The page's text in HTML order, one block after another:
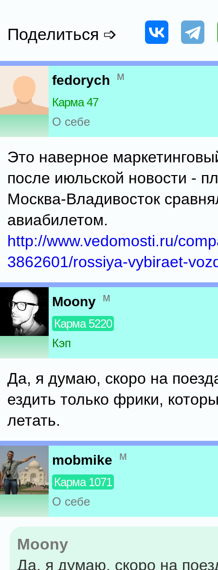
Поделиться ➩
fedorych м
Карма 47
О себе
Это наверное
после июльской новости -
Москва-Владивосток
авиабилетом.
http://www.vedomosti.ru/
3862601/rossiya-vybiraet-
Moony м
Карма 5220
Кэп
Да, я думаю, скоро на
ездить только фрики,
летать.
mobmike м
Карма 1071
О себе
Moony
Да, я думаю, скоро на